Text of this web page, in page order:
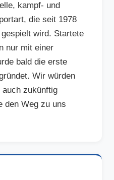
kampf- und
die seit 1978
wird. Startete
nur mit einer
bald die erste
Wir würden
auch zukünftig
den Weg zu uns